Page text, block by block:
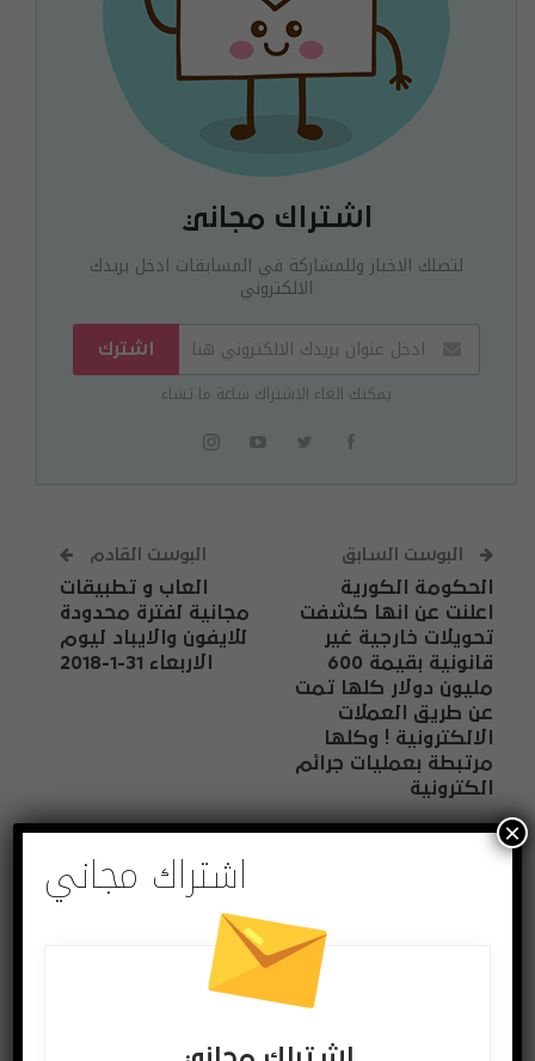
اشتراك مجاني
لتصلك الاخبار وللمشاركة في المسابقات ادخل بريدك
الالكتروني
اشترك
يمكنك الغاء الاشتراك ساعة ما تشاء
البوست السابق
‏الحكومة الكورية
اعلنت عن انها كشفت
تحويلات خارجية غير
قانونية بقيمة 600
مليون دولار كلها تمت
عن طريق العملات
الالكترونية ! وكلها
مرتبطة بعمليات جرائم
الكترونية
البوست القادم
العاب و تطبيقات
مجانية لفترة محدودة
للايفون والايباد ليوم
الاربعاء 31-1-2018
المزيد عن المؤلف
أخبار شبكات
اشتراك مجاني
×